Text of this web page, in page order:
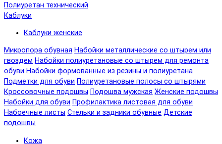
Полиуретан технический
Каблуки
Каблуки женские
Микропора обувная Набойки металлические со штырем или
гвоздем Набойки полиуретановые со штырем для ремонта
обуви Набойки формованные из резины и полиуретана
Подметки для обуви Полиуретановые полосы со штырями
Кроссовочные подошвы Подошва мужская Женские подошвы
Набойки для обуви Профилактика листовая для обуви
Набоечные листы Стельки и задники обувные Детские
подошвы
Кожа